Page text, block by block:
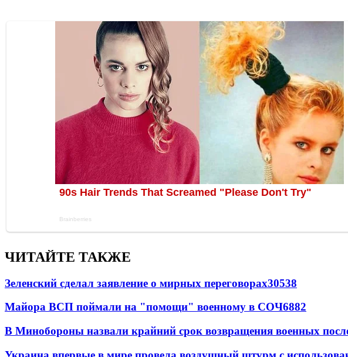
ЧИТАЙТЕ ТАКЖЕ
Зеленский сделал заявление о мирных переговорах30538
Майора ВСП поймали на "помощи" военному в СОЧ6882
В Минобороны назвали крайний срок возвращения военных